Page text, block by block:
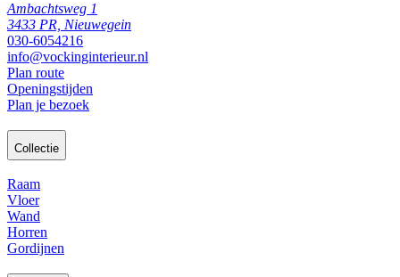
Ambachtsweg 1
3433 PR, Nieuwegein
030-6054216
info@vockinginterieur.nl
Plan route
Openingstijden
Plan je bezoek
Collectie
Raam
Vloer
Wand
Horren
Gordijnen